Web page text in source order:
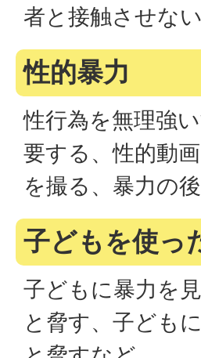
者と接触させな
性的暴力
性行為を無理強
要する、性的動
を撮る、暴力の
子どもを使っ
子どもに暴力を
と脅す、子ども